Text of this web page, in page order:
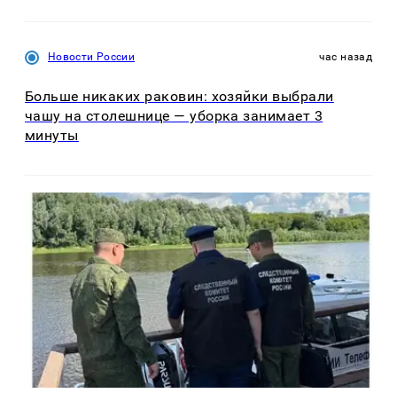
Новости России час назад
Больше никаких раковин: хозяйки выбрали
чашу на столешнице — уборка занимает 3
минуты